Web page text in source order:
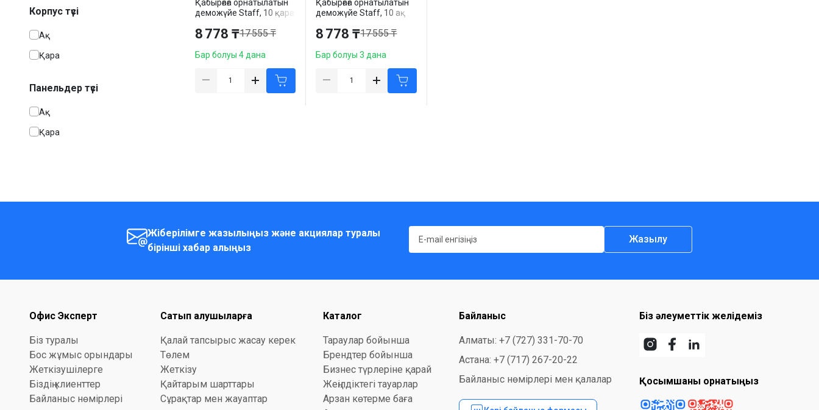
Корпус түсі
Ақ
Қара
Панельдер түсі
Ақ
Қара
Қабырғаға орнатылатын
деможүйе Staff, 10 қара
8 778 ₸17 555 ₸
Бар болуы 4 дана
Қабырғаға орнатылатын
деможүйе Staff, 10 ақ
8 778 ₸17 555 ₸
Бар болуы 3 дана
Жіберілімге жазылыңыз және акциялар туралы
бірінші хабар алыңыз
Жазылу
Офис Эксперт
Біз туралы
Бос жұмыс орындары
Жеткізушілерге
Біздің клиенттер
Байланыс нөмірлері
Сатып алушыларға
Қалай тапсырыс жасау керек
Төлем
Жеткізу
Қайтарым шарттары
Сұрақтар мен жауаптар
Каталог
Тараулар бойынша
Брендтер бойынша
Бизнес түрлеріне қарай
Жеңілдіктегі тауарлар
Арзан көтерме баға
Байланыс
Алматы: +7 (727) 331-70-70
Астана: +7 (717) 267-20-22
Байланыс нөмірлері мен қалалар
Біз әлеуметтік желідеміз
Қосымшаны орнатыңыз